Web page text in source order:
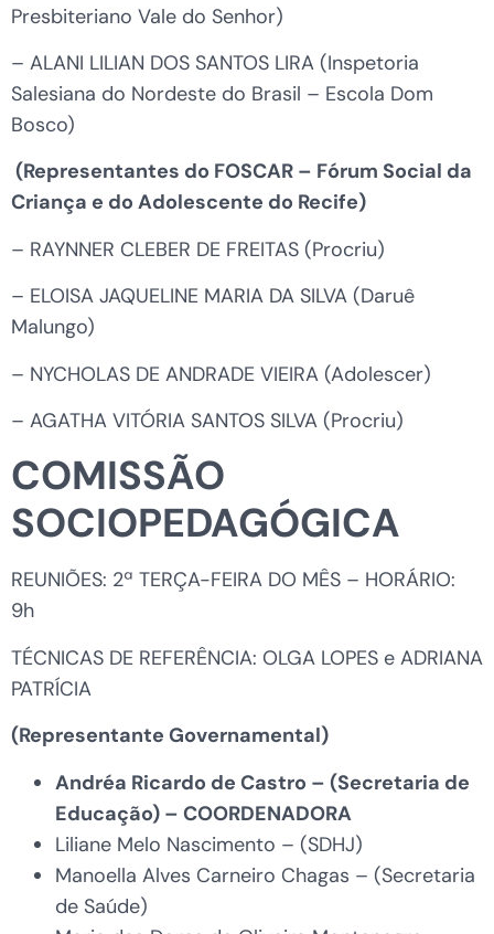
Presbiteriano Vale do Senhor)
– ALANI LILIAN DOS SANTOS LIRA (Inspetoria
Salesiana do Nordeste do Brasil – Escola Dom
Bosco)
(Representantes do FOSCAR – Fórum Social da
Criança e do Adolescente do Recife)
– RAYNNER CLEBER DE FREITAS (Procriu)
– ELOISA JAQUELINE MARIA DA SILVA (Daruê
Malungo)
– NYCHOLAS DE ANDRADE VIEIRA (Adolescer)
– AGATHA VITÓRIA SANTOS SILVA (Procriu)
COMISSÃO
SOCIOPEDAGÓGICA
REUNIÕES: 2ª TERÇA-FEIRA DO MÊS – HORÁRIO:
9h
TÉCNICAS DE REFERÊNCIA: OLGA LOPES e ADRIANA
PATRÍCIA
(Representante Governamental)
Andréa Ricardo de Castro – (Secretaria de
Educação) – COORDENADORA
Liliane Melo Nascimento – (SDHJ)
Manoella Alves Carneiro Chagas – (Secretaria
de Saúde)